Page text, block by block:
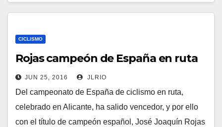
CICLISMO
Rojas campeón de España en ruta
JUN 25, 2016 JLRIO
Del campeonato de España de ciclismo en ruta,
celebrado en Alicante, ha salido vencedor, y por ello
con el título de campeón español, José Joaquín Rojas